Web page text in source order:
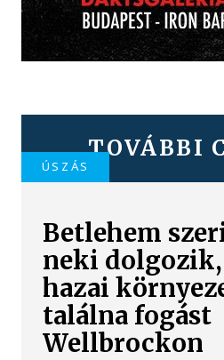
TOVÁBBI
ÚSZÁS
Betlehem
neki
hazai
találna fogást
Wellbrockon